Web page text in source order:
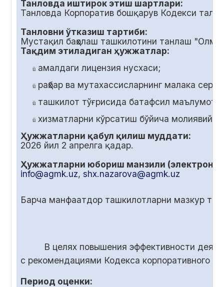
Танловда иштирок этиш шартлари:
Танловда Корпоратив бошқарув Кодекси
Танловни ўтказиш тартиби:
Мустақил баҳолаш ташкилотини танлаш
Тақдим этиладиган ҳужжатлар:
ü амалдаги лицензия нусхаси;
ü раҳбар ва мутахассисларнинг малака
ü ташкилот тўғрисида батафсил маълумот;
ü хизматларни кўрсатиш бўйича молиявий
Ҳужжатларни қабул қилиш муддати:
2026 йил 2 апрелга қадар.
Ҳужжатларни юбориш манзили (электрон
info@agmk.uz, shx.nazarova@agmk.uz
Барча манфаатдор ташкилотларни мазкур
В целях повышения эффективности
с рекомендациями Кодекса корпоративного
Период оценки: